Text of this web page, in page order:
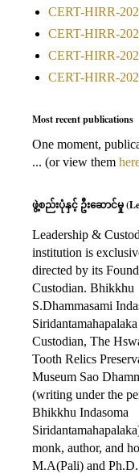
CERT-HIRR-
CERT-HIRR-
CERT-HIRR-
CERT-HIRR-
Most recent publications
One moment,
... (or view them
ဖွဲ့စည်းပုံနှင့် ဦးဆောင်မှု
Leadership &
institution is
directed by its
Custodian. Bhikkhu
S.Dhammasami
Custodian, The
Tooth Relics
Museum Sao
(writing under the
Bhikkhu Indasoma
monk, author, and
M.A(Pali) and